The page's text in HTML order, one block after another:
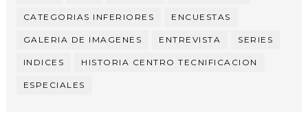
CATEGORIAS INFERIORES ENCUESTAS
GALERIA DE IMAGENES ENTREVISTA SERIES
INDICES HISTORIA CENTRO TECNIFICACION
ESPECIALES